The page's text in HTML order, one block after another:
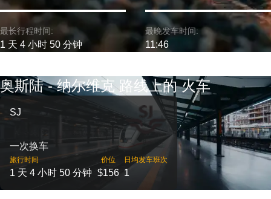
最长行程时间:
1 天 4 小时 50 分钟
最晚发车时间:
11:46
奥斯陆 - 纳尔维克 路线上的 火车
SJ
一次换车
旅行时间
1 天 4 小时 50 分钟
价位
$156
日均发车班次
1